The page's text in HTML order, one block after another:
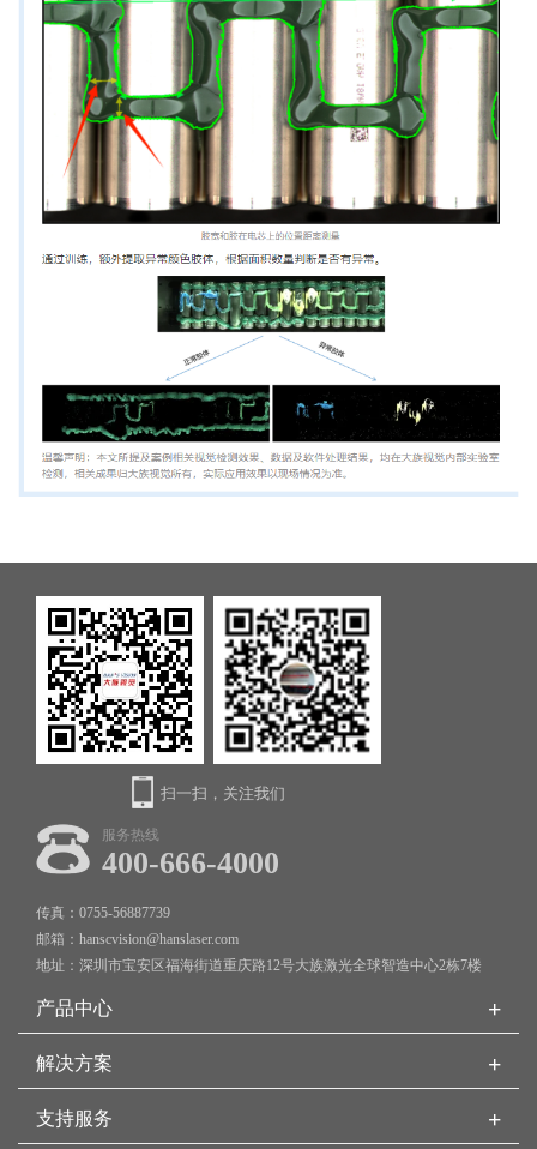
扫一扫，关注我们
服务热线
400-666-4000
传真：0755-56887739
邮箱：hanscvision@hanslaser.com
地址：深圳市宝安区福海街道重庆路12号大族激光全球智造中心2栋7楼
产品中心 +
解决方案 +
支持服务 +